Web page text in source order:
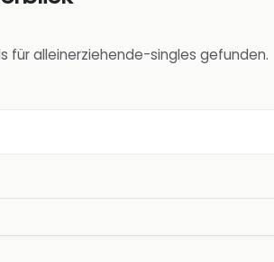
für alleinerziehende-singles gefunden.